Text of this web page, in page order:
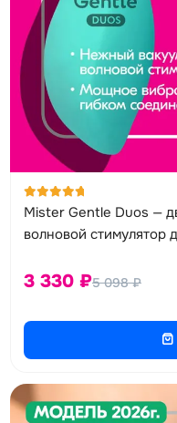
Mister Gentle Duos —
волновой стимулятор
Оценка
5.00из 5
5 098₽
3 330 ₽